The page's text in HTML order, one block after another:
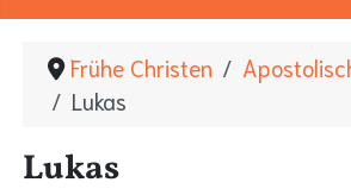
Frühe Christen
Lukas
Lukas